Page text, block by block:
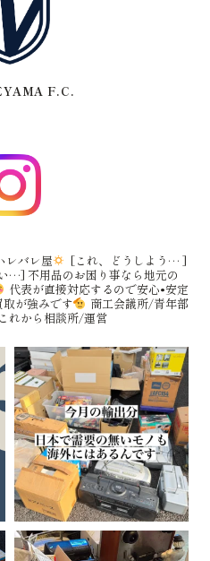
F.C.
レバレ屋
[これ、どうしよう… ]
…] 不用品のお困り事なら地元の
代表が直接対応するので安心•安定
が強みです
商工会議所/青年部
れから相談所/運営